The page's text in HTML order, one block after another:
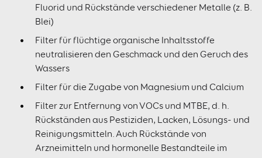
Fluorid und Rückstände verschiedener Metalle (z. B.
Blei)
Filter für flüchtige organische Inhaltsstoffe
neutralisieren den Geschmack und den Geruch des
Wassers
Filter für die Zugabe von Magnesium und Calcium
Filter zur Entfernung von VOCs und MTBE, d. h.
Rückständen aus Pestiziden, Lacken, Lösungs- und
Reinigungsmitteln. Auch Rückstände von
Arzneimitteln und hormonelle Bestandteile im